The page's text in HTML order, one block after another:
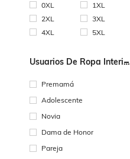
0XL
1XL
2XL
3XL
4XL
5XL
Usuarios De Ropa Interior
Premamá
Adolescente
Novia
Dama de Honor
Pareja